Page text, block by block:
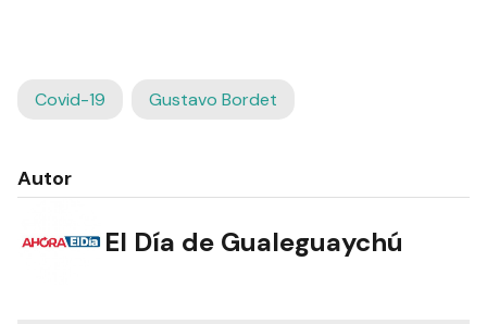
Covid-19 Gustavo Bordet
Autor
El Día de Gualeguaychú